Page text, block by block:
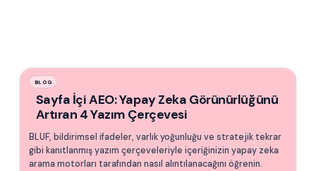
BLOG
Sayfa İçi AEO: Yapay Zeka Görünürlüğünü
Artıran 4 Yazım Çerçevesi
BLUF, bildirimsel ifadeler, varlık yoğunluğu ve stratejik tekrar
gibi kanıtlanmış yazım çerçeveleriyle içeriğinizin yapay zeka
arama motorları tarafından nasıl alıntılanacağını öğrenin.